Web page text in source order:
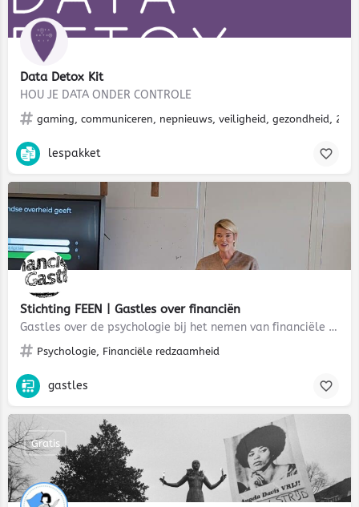
Data Detox Kit
HOU JE DATA ONDER CONTROLE
gaming, communiceren, nepnieuws, veiligheid, gezondheid,
lespakket
Stichting FEEN | Gastles over financiën
Gastles over de psychologie bij het nemen van financiële beslissingen
Psychologie, Financiële redzaamheid
gastles
Gratis